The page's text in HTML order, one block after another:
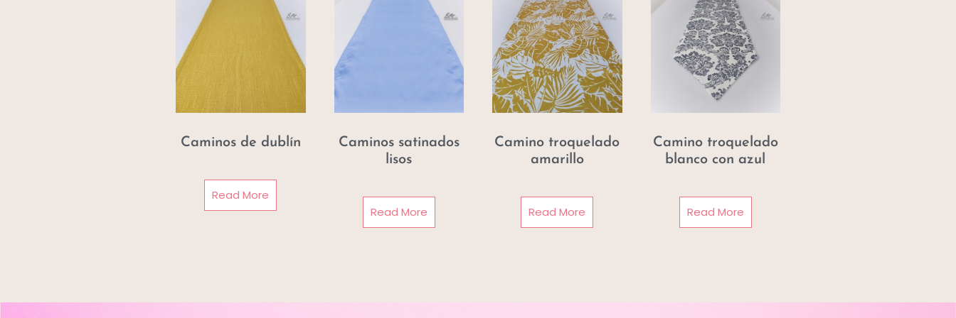
Caminos de dublín
Read More
Caminos satinados
lisos
Read More
Camino troquelado
amarillo
Read More
Camino troquelado
blanco con azul
Read More